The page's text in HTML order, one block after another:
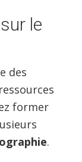
le
des
former
.